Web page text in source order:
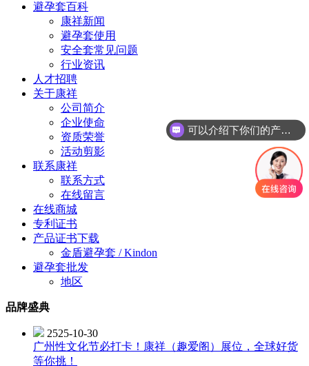
避孕套百科
康祥新闻
避孕套使用
安全套常见问题
行业资讯
人才招聘
关于康祥
公司简介
企业使命
资质荣誉
活动剪影
联系康祥
联系方式
在线留言
在线商城
专利证书
产品证书下载
金盾避孕套 / Kindon
避孕套批发
地区
品牌盛典
2525-10-30
广州性文化节必打卡！康祥（趣爱阁）展位，全球好货
等你挑！
可以介绍下你们的产品么？